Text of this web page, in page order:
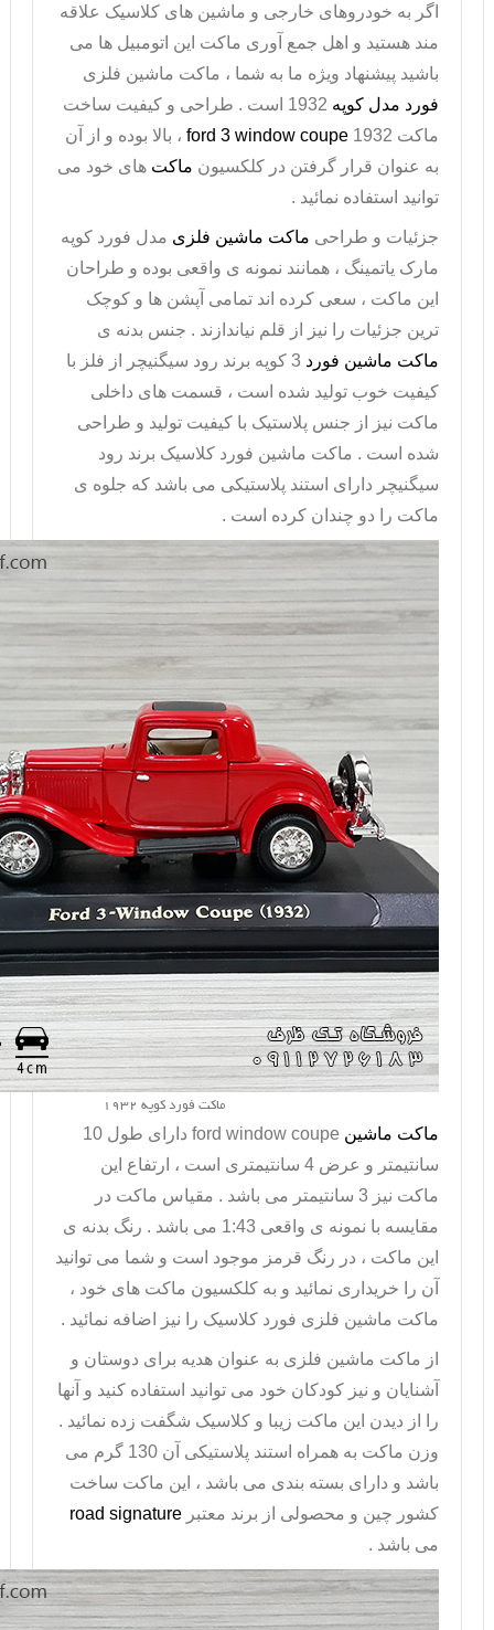
اگر به خودروهای خارجی و ماشین های کلاسیک علاقه
مند هستید و اهل جمع آوری ماکت این اتومبیل ها می
باشید پیشنهاد ویژه ما به شما ، ماکت ماشین فلزی
فورد مدل کوپه
1932 است . طراحی و کیفیت ساخت
ماکت
ford 3 window coupe 1932
، بالا بوده و از آن
به عنوان قرار گرفتن در کلکسیون ماکت های خود می
توانید استفاده نمائید .
جزئیات و طراحی ماکت ماشین فلزی مدل فورد کوپه
مارک یاتمینگ ، همانند نمونه ی واقعی بوده و طراحان
این ماکت ، سعی کرده اند تمامی آپشن ها و کوچک
ترین جزئیات را نیز از قلم نیاندازند . جنس بدنه ی
ماکت ماشین فورد
3 کوپه برند رود سیگنیچر از فلز با
کیفیت خوب تولید شده است ، قسمت های داخلی
ماکت نیز از جنس پلاستیک با کیفیت تولید و طراحی
شده است . ماکت ماشین فورد کلاسیک برند رود
سیگنیچر دارای استند پلاستیکی می باشد که جلوه ی
ماکت را دو چندان کرده است .
ماکت فورد کوپه 1932
ماکت ماشین ford window coupe
دارای طول 10
سانتیمتر و عرض 4 سانتیمتری است ، ارتفاع این
ماکت نیز 3 سانتیمتر می باشد . مقیاس ماکت در
مقایسه با نمونه ی واقعی 1:43 می باشد . رنگ بدنه ی
این ماکت ، در رنگ قرمز موجود است و شما می توانید
آن را خریداری نمائید و به کلکسیون ماکت های خود ،
ماکت ماشین فلزی فورد کلاسیک را نیز اضافه نمائید .
از ماکت ماشین فلزی به عنوان هدیه برای دوستان و
آشنایان و نیز کودکان خود می توانید استفاده کنید و آنها
را از دیدن این ماکت زیبا و کلاسیک شگفت زده نمائید .
وزن ماکت به همراه استند پلاستیکی آن 130 گرم می
باشد و دارای بسته بندی می باشد ، این ماکت ساخت
کشور چین و محصولی از برند معتبر road signature
می باشد .